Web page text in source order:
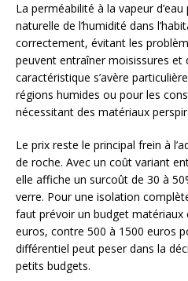
La perméabilité à la vapeur
naturelle de l’humidité dans
correctement, évitant les
peuvent entraîner moisissures et
caractéristique s’avère
régions humides ou pour les
nécessitant des matériaux
Le prix reste le principal frein à
de roche. Avec un coût variant
elle affiche un surcoût de 30 à
verre. Pour une isolation
faut prévoir un budget
euros, contre 500 à 1500 euros
différentiel peut peser dans la
petits budgets.